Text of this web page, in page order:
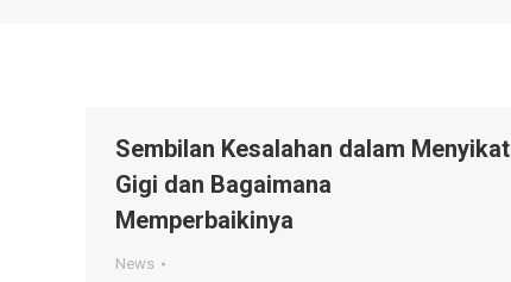
Sembilan Kesalahan dalam Menyikat
Gigi dan Bagaimana
Memperbaikinya
News